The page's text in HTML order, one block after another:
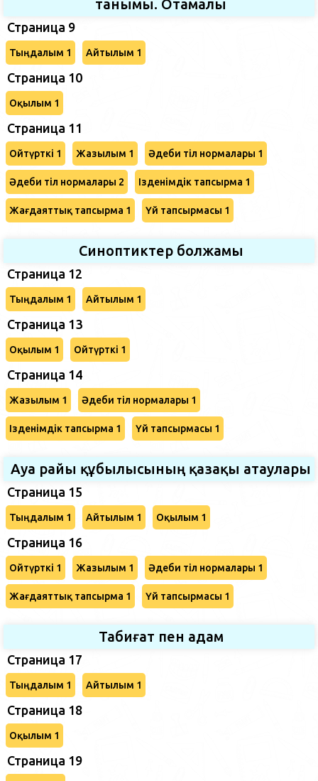
танымы. Отамалы
Страница 9
Тыңдалым 1 Айтылым 1
Страница 10
Оқылым 1
Страница 11
Ойтүрткі 1 Жазылым 1 Әдеби тіл нормалары 1
Әдеби тіл нормалары 2 Ізденімдік тапсырма 1
Жағдаяттық тапсырма 1 Үй тапсырмасы 1
Синоптиктер болжамы
Страница 12
Тыңдалым 1 Айтылым 1
Страница 13
Оқылым 1 Ойтүрткі 1
Страница 14
Жазылым 1 Әдеби тіл нормалары 1
Ізденімдік тапсырма 1 Үй тапсырмасы 1
Ауа райы құбылысының қазақы атаулары
Страница 15
Тыңдалым 1 Айтылым 1 Оқылым 1
Страница 16
Ойтүрткі 1 Жазылым 1 Әдеби тіл нормалары 1
Жағдаяттық тапсырма 1 Үй тапсырмасы 1
Табиғат пен адам
Страница 17
Тыңдалым 1 Айтылым 1
Страница 18
Оқылым 1
Страница 19